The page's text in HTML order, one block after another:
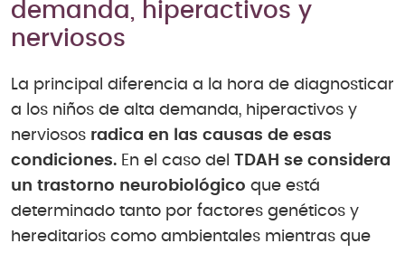
demanda, hiperactivos y
nerviosos
La principal diferencia a la hora de diagnosticar
a los niños de alta demanda, hiperactivos y
nerviosos radica en las causas de esas
condiciones. En el caso del TDAH se considera
un trastorno neurobiológico que está
determinado tanto por factores genéticos y
hereditarios como ambientales mientras que